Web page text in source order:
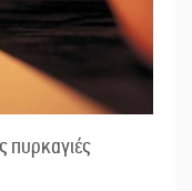
πυρκαγιές